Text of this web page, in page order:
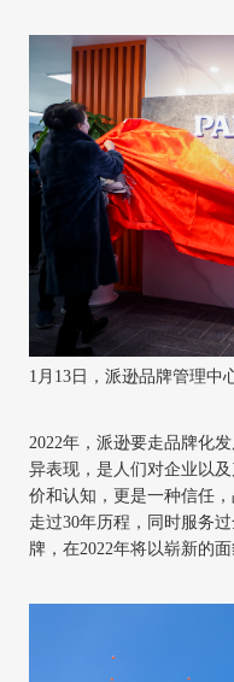
1月13日，派逊品牌管理中
2022年，派逊要走品牌化
异表现，是人们对企业以
价和认知，更是一种信任
走过30年历程，同时服务过
牌，在2022年将以崭新的